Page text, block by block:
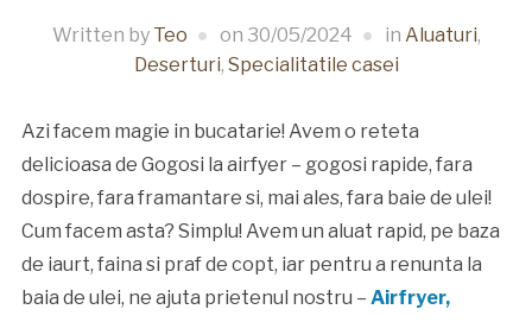
Written by Teo on 30/05/2024 in Aluaturi,
Deserturi, Specialitatile casei
Azi facem magie in bucatarie! Avem o reteta
delicioasa de Gogosi la airfyer – gogosi rapide, fara
dospire, fara framantare si, mai ales, fara baie de ulei!
Cum facem asta? Simplu! Avem un aluat rapid, pe baza
de iaurt, faina si praf de copt, iar pentru a renunta la
baia de ulei, ne ajuta prietenul nostru – Airfryer,